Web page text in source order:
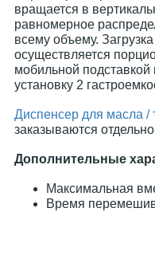
вращается в
равномерное
всему объему.
осуществляется
мобильной
установку 2
Диспенсер для масла /
заказываются
Дополнительные
Максимальная
Время